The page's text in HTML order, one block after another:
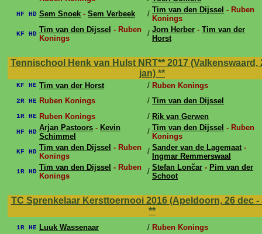
HF HD Sem Snoek - Sem Verbeek / Tim van den Dijssel - Ruben
Konings
KF HD Tim van den Dijssel - Ruben
Konings
/ Jorn Herber - Tim van der
Horst
Tennischool Henk van Hulst NRT** 2017 (Valkenswaard,
jan) **
KF HE Tim van der Horst / Ruben Konings
2R HE Ruben Konings / Tim van den Dijssel
1R HE Ruben Konings / Rik van Gerwen
HF HD Arjan Pastoors - Kevin
Schimmel
/ Tim van den Dijssel - Ruben
Konings
KF HD Tim van den Dijssel - Ruben
Konings
/ Sander van de Lagemaat-
Ingmar Remmerswaal
1R HD Tim van den Dijssel - Ruben
Konings
/ Stefan Lončar - Pim van der
Schoot
TC Sprenkelaar Kersttoernooi 2016 (Apeldoorn, 26 dec -
**
1R HE Luuk Wassenaar / Ruben Konings